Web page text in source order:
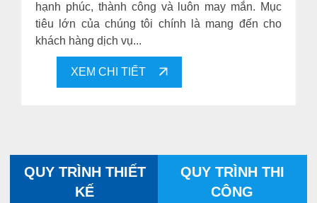
hạnh phúc, thành công và luôn may mắn. Mục
tiêu lớn của chúng tôi chính là mang đến cho
khách hàng dịch vụ...
XEM CHI TIẾT
QUY TRÌNH THIẾT
KẾ
QUY TRÌNH THI
CÔNG